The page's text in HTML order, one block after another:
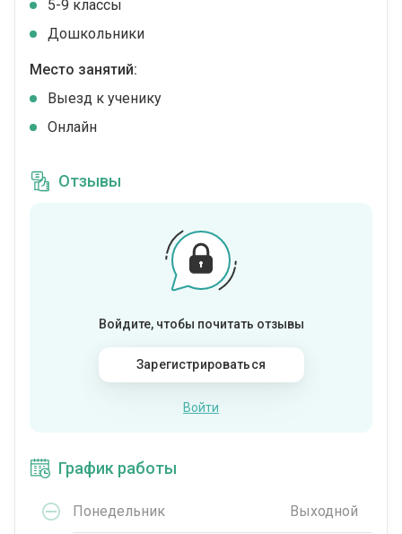
5-9 классы
Дошкольники
Место занятий:
Выезд к ученику
Онлайн
Отзывы
Войдите, чтобы почитать отзывы
Зарегистрироваться
Войти
График работы
Понедельник Выходной